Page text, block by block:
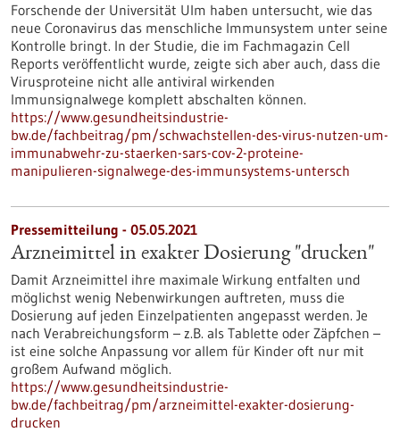
Forschende der Universität Ulm haben untersucht, wie das
neue Coronavirus das menschliche Immunsystem unter seine
Kontrolle bringt. In der Studie, die im Fachmagazin Cell
Reports veröffentlicht wurde, zeigte sich aber auch, dass die
Virusproteine nicht alle antiviral wirkenden
Immunsignalwege komplett abschalten können.
https://www.gesundheitsindustrie-
bw.de/fachbeitrag/pm/schwachstellen-des-virus-nutzen-um-
immunabwehr-zu-staerken-sars-cov-2-proteine-
manipulieren-signalwege-des-immunsystems-untersch
Pressemitteilung - 05.05.2021
Arzneimittel in exakter Dosierung "drucken"
Damit Arzneimittel ihre maximale Wirkung entfalten und
möglichst wenig Nebenwirkungen auftreten, muss die
Dosierung auf jeden Einzelpatienten angepasst werden. Je
nach Verabreichungsform – z.B. als Tablette oder Zäpfchen –
ist eine solche Anpassung vor allem für Kinder oft nur mit
großem Aufwand möglich.
https://www.gesundheitsindustrie-
bw.de/fachbeitrag/pm/arzneimittel-exakter-dosierung-
drucken